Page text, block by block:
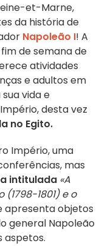
et-Marne,
da história de
Napoleão I! A
fim de semana de
atividades
e adultos em
vida e
desta vez
no Egito.
Império, uma
mas
intitulada «A
1801) e o
apresenta objetos
general Napoleão
aspetos.